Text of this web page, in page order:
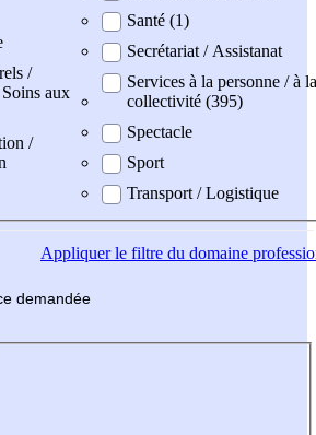
/
aux
/
Santé (1)
Secrétariat / Assistanat
Services à la personne / à la
collectivité (395)
Spectacle
Sport
Transport / Logistique
Appliquerle filtre du domaine
demandée